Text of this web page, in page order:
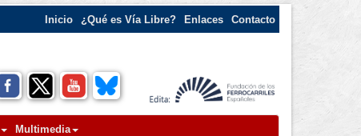
Inicio ¿Qué es Vía Libre? Enlaces Contacto
Multimedia